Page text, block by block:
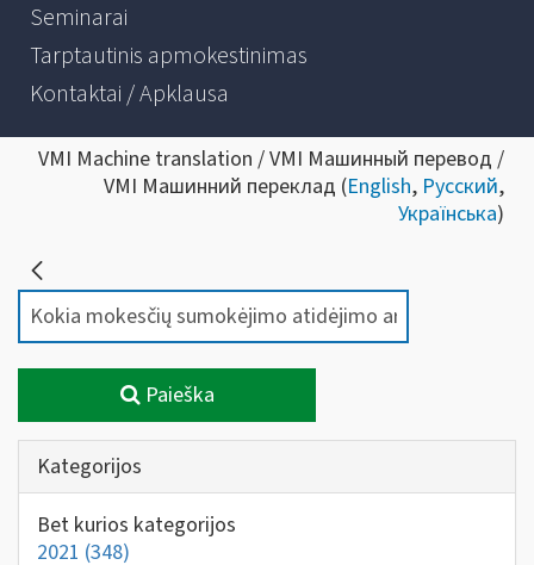
Seminarai
Tarptautinis apmokestinimas
Kontaktai / Apklausa
VMI Machine translation / VMI Машинный перевод /
VMI Машинний переклад (English, Русский,
Українська)
Paieška
Kategorijos
Bet kurios kategorijos
2021 (348)